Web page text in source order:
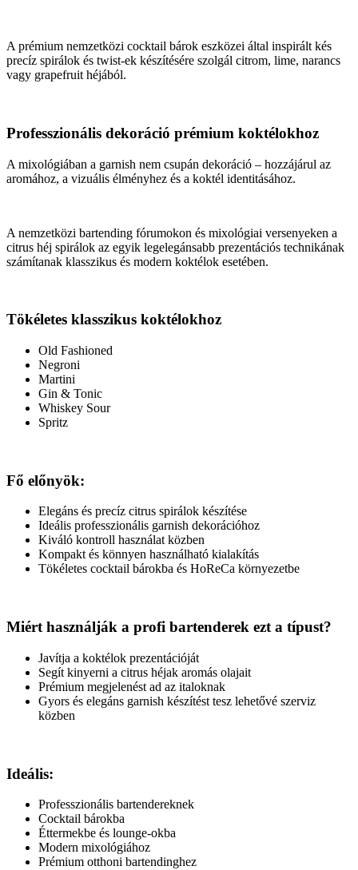
A prémium nemzetközi cocktail bárok eszközei által inspirált kés
precíz spirálok és twist-ek készítésére szolgál citrom, lime, narancs
vagy grapefruit héjából.
Professzionális dekoráció prémium koktélokhoz
A mixológiában a garnish nem csupán dekoráció – hozzájárul az
aromához, a vizuális élményhez és a koktél identitásához.
A nemzetközi bartending fórumokon és mixológiai versenyeken a
citrus héj spirálok az egyik legelegánsabb prezentációs technikának
számítanak klasszikus és modern koktélok esetében.
Tökéletes klasszikus koktélokhoz
Old Fashioned
Negroni
Martini
Gin & Tonic
Whiskey Sour
Spritz
Fő előnyök:
Elegáns és precíz citrus spirálok készítése
Ideális professzionális garnish dekorációhoz
Kiváló kontroll használat közben
Kompakt és könnyen használható kialakítás
Tökéletes cocktail bárokba és HoReCa környezetbe
Miért használják a profi bartenderek ezt a típust?
Javítja a koktélok prezentációját
Segít kinyerni a citrus héjak aromás olajait
Prémium megjelenést ad az italoknak
Gyors és elegáns garnish készítést tesz lehetővé szerviz
közben
Ideális:
Professzionális bartendereknek
Cocktail bárokba
Éttermekbe és lounge-okba
Modern mixológiához
Prémium otthoni bartendinghez